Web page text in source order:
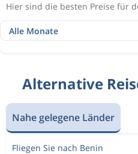
Hier sind die besten Preise für
Alternative
Nahe gelegene Länder
Fliegen Sie nach Benin